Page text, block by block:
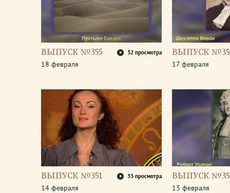
ВЫПУСК №355 32 просмотра
18 февраля
ВЫПУСК
17 февраля
ВЫПУСК №351 33 просмотра
14 февраля
ВЫПУСК
13 февраля